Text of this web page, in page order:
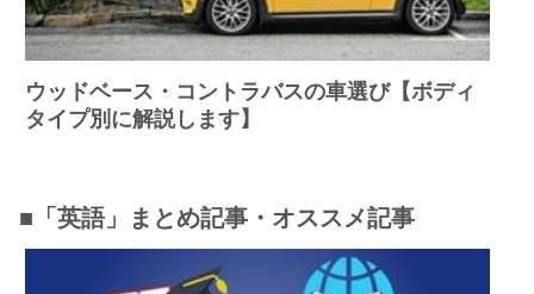
ウッドベース・コントラバスの車選び【ボディ
タイプ別に解説します】
■「英語」まとめ記事・オススメ記事